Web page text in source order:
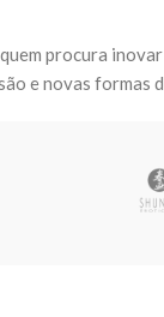
procura
e novas formas